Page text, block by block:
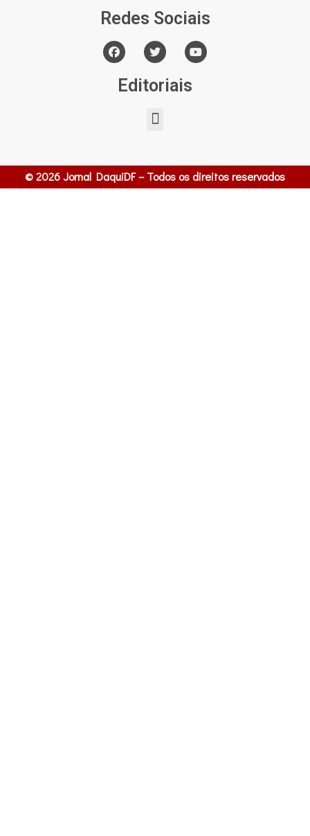
Redes Sociais
Editoriais
© 2026 Jornal DaquiDF – Todos os direitos reservados